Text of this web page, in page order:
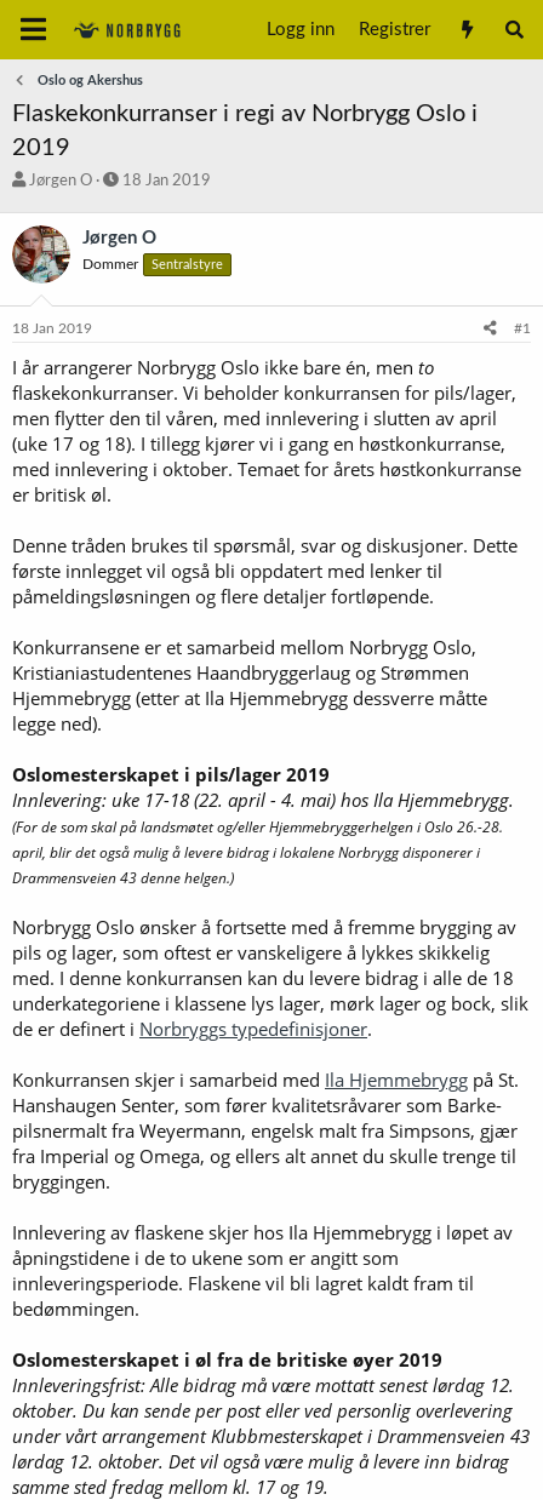
Logg inn Registrer
Oslo og Akershus
Flaskekonkurranser i regi av Norbrygg Oslo i
2019
T
å
d
s
a
r
e
r
Jørgen O
S
r
t
a
18 Jan 2019
Jørgen O
Dommer Sentralstyre
18 Jan 2019 #1
I år arrangerer Norbrygg Oslo ikke bare én, men to
flaskekonkurranser. Vi beholder konkurransen for pils/lager,
men flytter den til våren, med innlevering i slutten av april
(uke 17 og 18). I tillegg kjører vi i gang en høstkonkurranse,
med innlevering i oktober. Temaet for årets høstkonkurranse
er britisk øl.
Denne tråden brukes til spørsmål, svar og diskusjoner. Dette
første innlegget vil også bli oppdatert med lenker til
påmeldingsløsningen og flere detaljer fortløpende.
Konkurransene er et samarbeid mellom Norbrygg Oslo,
Kristianiastudentenes Haandbryggerlaug og Strømmen
Hjemmebrygg (etter at Ila Hjemmebrygg dessverre måtte
legge ned).
Oslomesterskapet i pils/lager 2019
Innlevering: uke 17-18 (22. april - 4. mai) hos Ila Hjemmebrygg.
(For de som skal på landsmøtet og/eller Hjemmebryggerhelgen i Oslo 26.-28.
april, blir det også mulig å levere bidrag i lokalene Norbrygg disponerer i
Drammensveien 43 denne helgen.)
Norbrygg Oslo ønsker å fortsette med å fremme brygging av
pils og lager, som oftest er vanskeligere å lykkes skikkelig
med. I denne konkurransen kan du levere bidrag i alle de 18
underkategoriene i klassene lys lager, mørk lager og bock, slik
de er definert i Norbryggs typedefinisjoner.
Konkurransen skjer i samarbeid med Ila Hjemmebrygg på St.
Hanshaugen Senter, som fører kvalitetsråvarer som Barke-
pilsnermalt fra Weyermann, engelsk malt fra Simpsons, gjær
fra Imperial og Omega, og ellers alt annet du skulle trenge til
bryggingen.
Innlevering av flaskene skjer hos Ila Hjemmebrygg i løpet av
åpningstidene i de to ukene som er angitt som
innleveringsperiode. Flaskene vil bli lagret kaldt fram til
bedømmingen.
Oslomesterskapet i øl fra de britiske øyer 2019
Innleveringsfrist: Alle bidrag må være mottatt senest lørdag 12.
oktober. Du kan sende per post eller ved personlig overlevering
under vårt arrangement Klubbmesterskapet i Drammensveien 43
lørdag 12. oktober. Det vil også være mulig å levere inn bidrag
samme sted fredag mellom kl. 17 og 19.